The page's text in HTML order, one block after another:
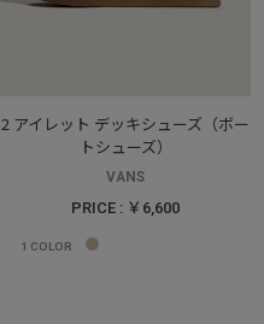
2 アイレット デッキシューズ（ボー
トシューズ）
VANS
PRICE : ￥6,600
1 COLOR